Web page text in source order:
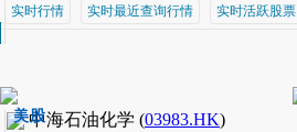
美股
实时行情 实时最近查询行情 实时活跃股票
中海石油化学 (03983.HK)